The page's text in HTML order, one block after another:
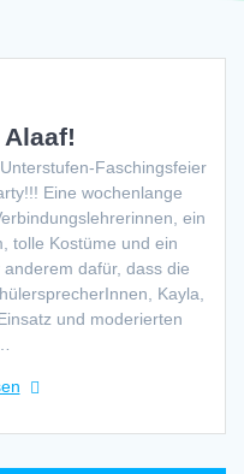
Faschingsfeier
Eine wochenlange
ein
tolle Kostüme und ein
dafür, dass die
Kayla,
und moderierten